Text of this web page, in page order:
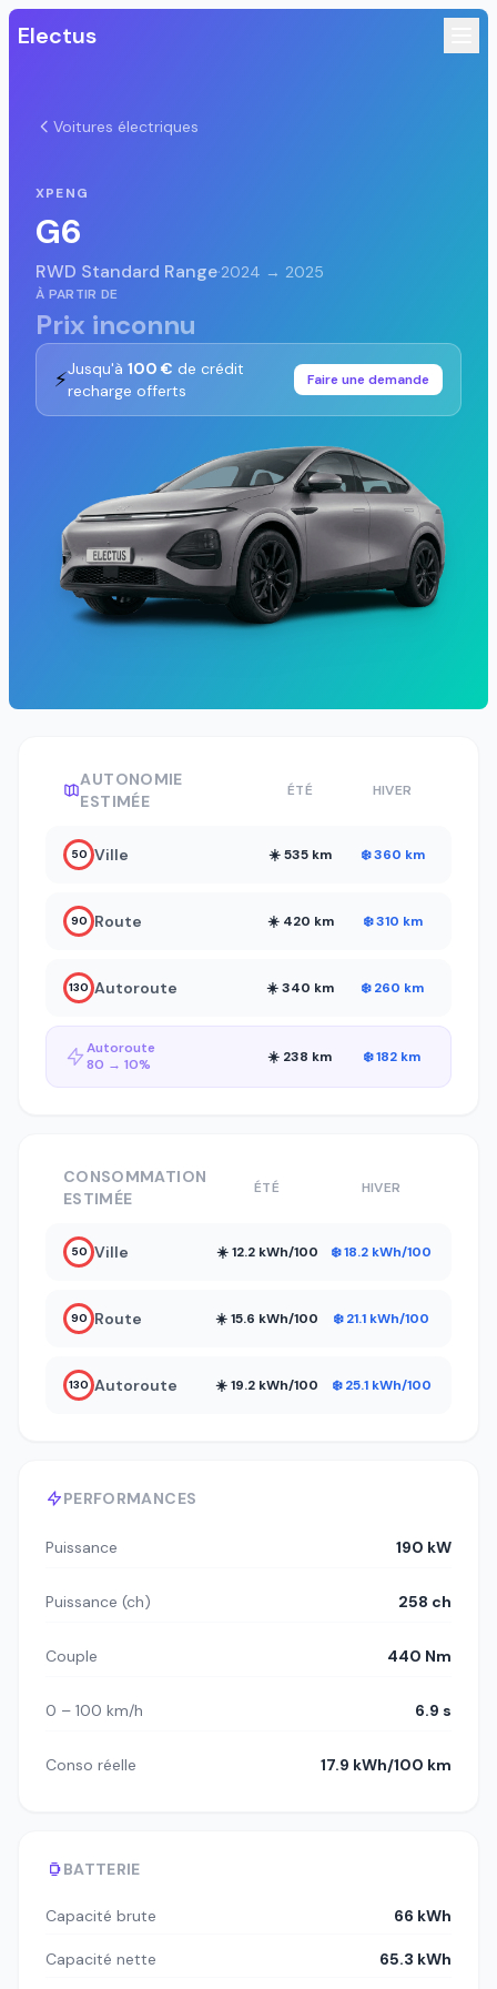
Electus
Voitures électriques
XPENG
G6
RWD Standard Range·2024 → 2025
À PARTIR DE
Prix inconnu
⚡Jusqu'à 100 € de crédit
recharge offerts
Faire une demande
AUTONOMIE
ESTIMÉE
ÉTÉ HIVER
50 Ville ☀️ 535 km ❄️ 360 km
90 Route ☀️ 420 km ❄️ 310 km
130 Autoroute ☀️ 340 km ❄️ 260 km
Autoroute
80 → 10%
☀️ 238 km ❄️ 182 km
PERFORMANCES
Puissance 190 kW
Puissance (ch) 258 ch
Couple 440 Nm
0 – 100 km/h 6.9 s
Conso réelle 17.9 kWh/100 km
BATTERIE
Capacité brute 66 kWh
Capacité nette 65.3 kWh
CONSOMMATION
ESTIMÉE
ÉTÉ HIVER
50 Ville ☀️ 12.2 kWh/100 ❄️ 18.2 kWh/100
90 Route ☀️ 15.6 kWh/100 ❄️ 21.1 kWh/100
130 Autoroute ☀️ 19.2 kWh/100 ❄️ 25.1 kWh/100